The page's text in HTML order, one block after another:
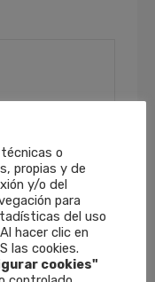
Privacidad
solicitudes y
de nuestros
por medios
retirar su
o
propias y de
y/o del
para
del uso
hacer clic en
las cookies.
cookies"